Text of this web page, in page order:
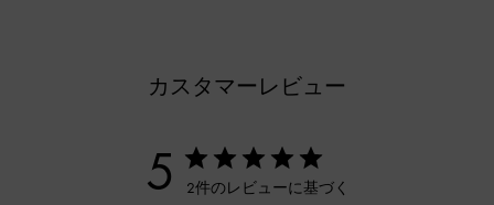
カスタマーレビュー
5 2件のレビューに基づく